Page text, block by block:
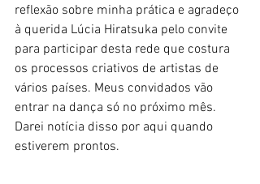
reflexão sobre minha prática e agradeço
à querida Lúcia Hiratsuka pelo convite
para participar desta rede que costura
os processos criativos de artistas de
vários países. Meus convidados vão
entrar na dança só no próximo mês.
Darei notícia disso por aqui quando
estiverem prontos.